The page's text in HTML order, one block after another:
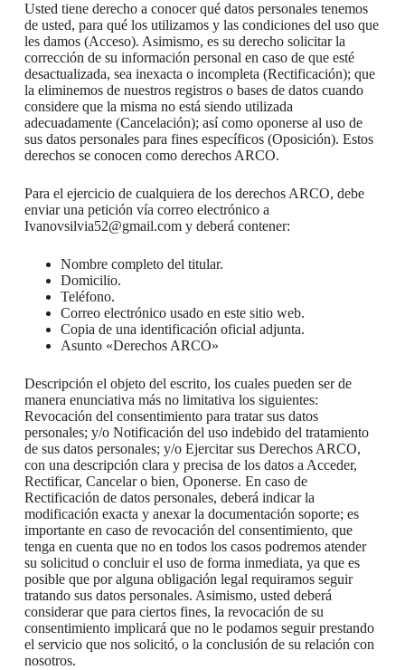
Usted tiene derecho a conocer qué datos personales tenemos
de usted, para qué los utilizamos y las condiciones del uso que
les damos (Acceso). Asimismo, es su derecho solicitar la
corrección de su información personal en caso de que esté
desactualizada, sea inexacta o incompleta (Rectificación); que
la eliminemos de nuestros registros o bases de datos cuando
considere que la misma no está siendo utilizada
adecuadamente (Cancelación); así como oponerse al uso de
sus datos personales para fines específicos (Oposición). Estos
derechos se conocen como derechos ARCO.
Para el ejercicio de cualquiera de los derechos ARCO, debe
enviar una petición vía correo electrónico a
Ivanovsilvia52@gmail.com y deberá contener:
Nombre completo del titular.
Domicilio.
Teléfono.
Correo electrónico usado en este sitio web.
Copia de una identificación oficial adjunta.
Asunto «Derechos ARCO»
Descripción el objeto del escrito, los cuales pueden ser de
manera enunciativa más no limitativa los siguientes:
Revocación del consentimiento para tratar sus datos
personales; y/o Notificación del uso indebido del tratamiento
de sus datos personales; y/o Ejercitar sus Derechos ARCO,
con una descripción clara y precisa de los datos a Acceder,
Rectificar, Cancelar o bien, Oponerse. En caso de
Rectificación de datos personales, deberá indicar la
modificación exacta y anexar la documentación soporte; es
importante en caso de revocación del consentimiento, que
tenga en cuenta que no en todos los casos podremos atender
su solicitud o concluir el uso de forma inmediata, ya que es
posible que por alguna obligación legal requiramos seguir
tratando sus datos personales. Asimismo, usted deberá
considerar que para ciertos fines, la revocación de su
consentimiento implicará que no le podamos seguir prestando
el servicio que nos solicitó, o la conclusión de su relación con
nosotros.